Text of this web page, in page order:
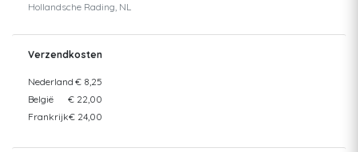
Hollandsche Rading, NL
Verzendkosten
Nederland € 8,25
België
€ 22,00
Frankrijk€ 24,00